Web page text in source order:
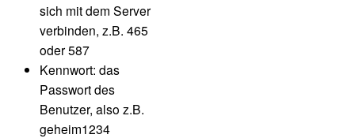
sich mit dem Server
verbinden, z.B. 465
oder 587
Kennwort: das
Passwort des
Benutzer, also z.B.
geheim1234